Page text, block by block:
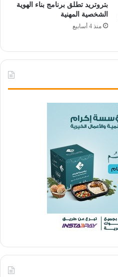
بتروتريد تطلق برنامج بناء الهوية
الشخصية المهنية
منذ 4 أسابيع